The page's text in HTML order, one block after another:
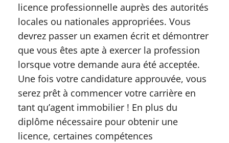
licence professionnelle auprès des autorités
locales ou nationales appropriées. Vous
devrez passer un examen écrit et démontrer
que vous êtes apte à exercer la profession
lorsque votre demande aura été acceptée.
Une fois votre candidature approuvée, vous
serez prêt à commencer votre carrière en
tant qu’agent immobilier ! En plus du
diplôme nécessaire pour obtenir une
licence, certaines compétences